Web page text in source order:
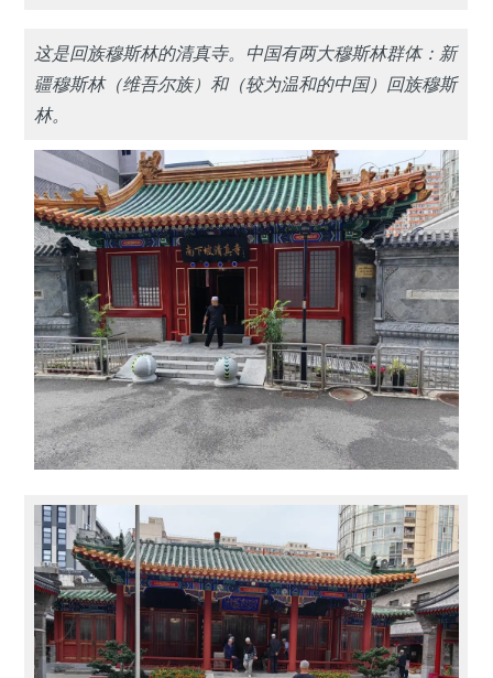
这是回族穆斯林的清真寺。中国有两大穆斯林群体：新
疆穆斯林（维吾尔族）和（较为温和的中国）回族穆斯
林。